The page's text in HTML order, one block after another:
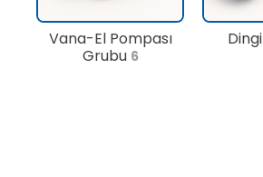
Vana-El Pompası
Grubu 6